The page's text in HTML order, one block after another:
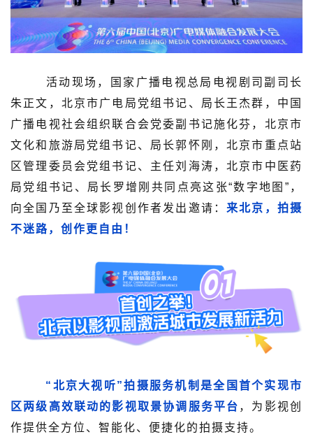
活动现场，
国家广播电视总局电视剧司副司长
朱正文， 北京市广电局党组书记、局长王杰群 ，中国
广播电视社会组织联合会党委副书记施化芬，北京市
文化和旅游局党组书记、局长郭怀刚，北京市重点站
区管理委员会党组书记、主任刘海涛，北京市中医药
局党组书记、局长罗增刚 共同点亮这张“数字地图” ，
向全国乃至全球影视创作者发出邀请： 来北京，拍摄
不迷路，创作更自由！
“北京大视听”拍摄服务机制是全国首个实现市
区两级高效联动的影视取景协调服务平台 ，为影视创
作提供全方位、智能化、便捷化的拍摄支持。